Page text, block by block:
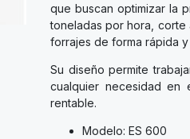
que buscan optimizar la
toneladas por hora,
forrajes de forma rápida
Su diseño permite
cualquier necesidad en
rentable.
Modelo: ES 600